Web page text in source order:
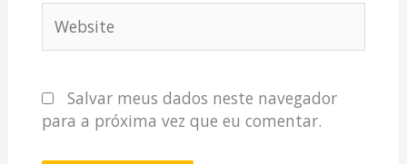
Salvar meus dados neste navegador
para a próxima vez que eu comentar.